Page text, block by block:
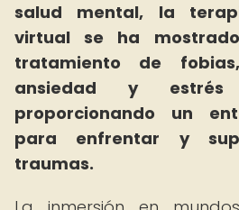
salud mental, la
virtual se ha
tratamiento de
ansiedad y estrés
proporcionando un
para enfrentar y
traumas.